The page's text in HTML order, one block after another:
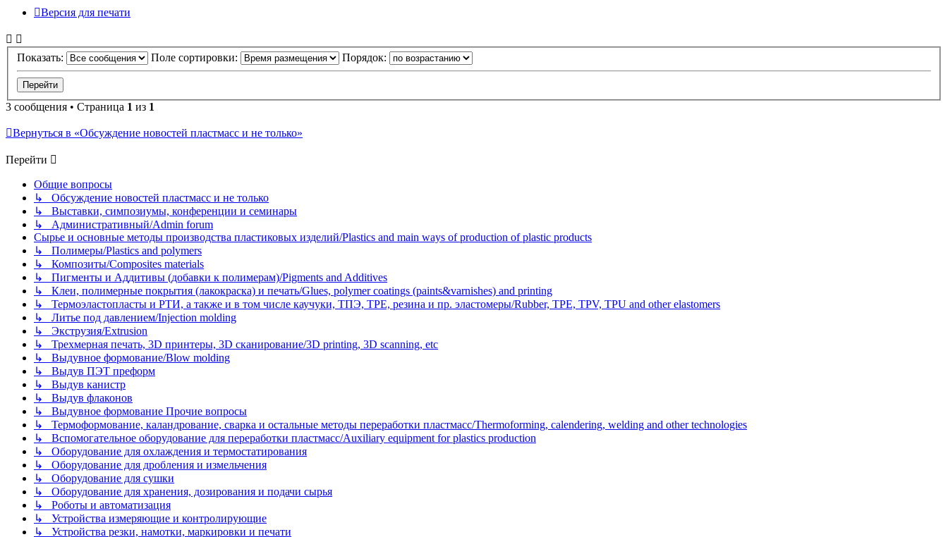
Версия для печати
Показать: Поле сортировки: Порядок:
3 сообщения • Страница 1 из 1
Вернуться в «Обсуждение новостей пластмасс и не только»
Перейти
Общие вопросы
↳ Обсуждение новостей пластмасс и не только
↳ Выставки, симпозиумы, конференции и семинары
↳ Административный/Admin forum
Сырье и основные методы производства пластиковых изделий/Plastics and main ways of production of plastic products
↳ Полимеры/Plastics and polymers
↳ Композиты/Сomposites materials
↳ Пигменты и Аддитивы (добавки к полимерам)/Pigments and Additives
↳ Клеи, полимерные покрытия (лакокраска) и печать/Glues, polymer coatings (paints&varnishes) and printing
↳ Термоэластопласты и РТИ, а также и в том числе каучуки, ТПЭ, TPE, резина и пр. эластомеры/Rubber, TPE, TPV, TPU and other elastomers
↳ Литье под давлением/Injection molding
↳ Экструзия/Extrusion
↳ Трехмерная печать, 3D принтеры, 3D сканирование/3D printing, 3D scanning, etc
↳ Выдувное формование/Blow molding
↳ Выдув ПЭТ преформ
↳ Выдув канистр
↳ Выдув флаконов
↳ Выдувное формование Прочие вопросы
↳ Термоформование, каландрование, сварка и остальные методы переработки пластмасс/Thermoforming, calendering, welding and other technologies
↳ Вспомогательное оборудование для переработки пластмасс/Auxiliary equipment for plastics production
↳ Оборудование для охлаждения и термостатирования
↳ Оборудование для дробления и измельчения
↳ Оборудование для сушки
↳ Оборудование для хранения, дозирования и подачи сырья
↳ Роботы и автоматизация
↳ Устройства измеряющие и контролирующие
↳ Устройства резки, намотки, маркировки и печати